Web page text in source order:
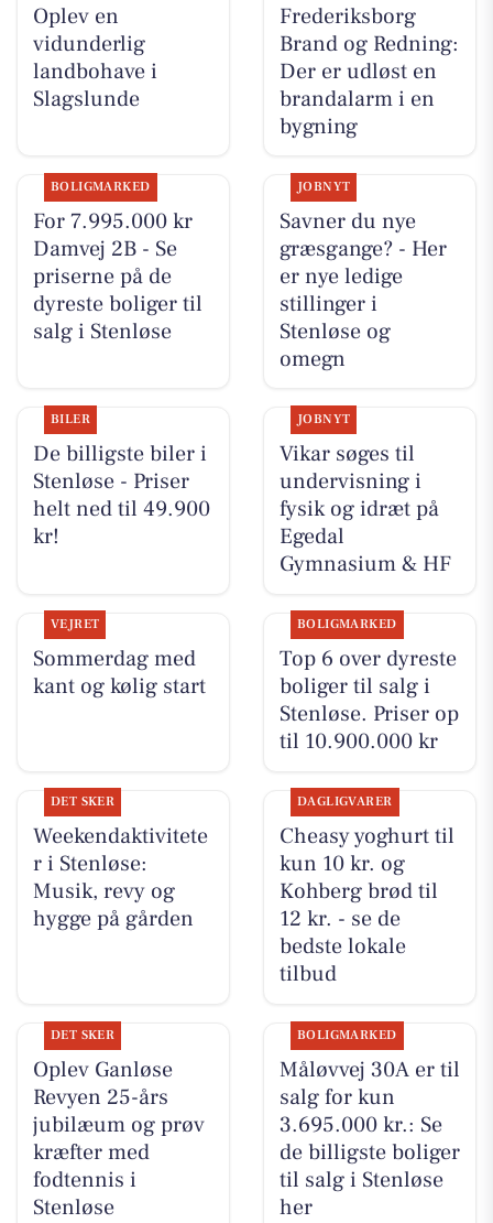
Oplev en
vidunderlig
landbohave i
Slagslunde
Frederiksborg
Brand og Redning:
Der er udløst en
brandalarm i en
bygning
BOLIGMARKED
For 7.995.000 kr
Damvej 2B - Se
priserne på de
dyreste boliger til
salg i Stenløse
JOBNYT
Savner du nye
græsgange? - Her
er nye ledige
stillinger i
Stenløse og
omegn
BILER
De billigste biler i
Stenløse - Priser
helt ned til 49.900
kr!
JOBNYT
Vikar søges til
undervisning i
fysik og idræt på
Egedal
Gymnasium & HF
VEJRET
Sommerdag med
kant og kølig start
BOLIGMARKED
Top 6 over dyreste
boliger til salg i
Stenløse. Priser op
til 10.900.000 kr
DET SKER
Weekendaktivitete
r i Stenløse:
Musik, revy og
hygge på gården
DAGLIGVARER
Cheasy yoghurt til
kun 10 kr. og
Kohberg brød til
12 kr. - se de
bedste lokale
tilbud
DET SKER
Oplev Ganløse
Revyen 25-års
jubilæum og prøv
kræfter med
fodtennis i
Stenløse
BOLIGMARKED
Måløvvej 30A er til
salg for kun
3.695.000 kr.: Se
de billigste boliger
til salg i Stenløse
her